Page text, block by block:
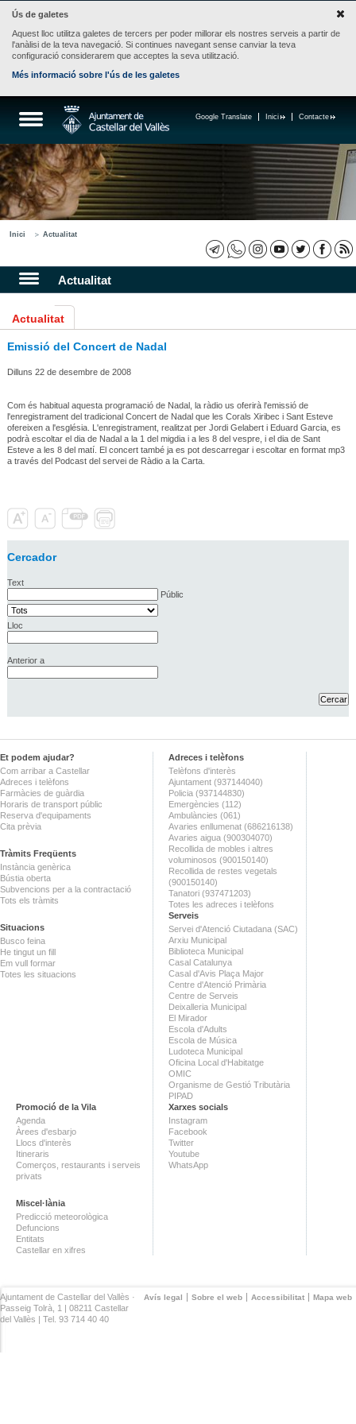
Ús de galetes
Aquest lloc utilitza galetes de tercers per poder millorar els nostres serveis a partir de
l'anàlisi de la teva navegació. Si continues navegant sense canviar la teva
configuració considerarem que acceptes la seva utilització.
Més informació sobre l'ús de les galetes
Contacte
Inici
Google Translate
Inici Actualitat
Actualitat
Actualitat
Emissió del Concert de Nadal
Dilluns 22 de desembre de 2008
Com és habitual aquesta programació de Nadal, la ràdio us oferirà l'emissió de
l'enregistrament del tradicional Concert de Nadal que les Corals Xiribec i Sant Esteve
ofereixen a l'església. L'enregistrament, realitzat per Jordi Gelabert i Eduard Garcia, es
podrà escoltar el dia de Nadal a la 1 del migdia i a les 8 del vespre, i el dia de Sant
Esteve a les 8 del matí. El concert també ja es pot descarregar i escoltar en format mp3
a través del Podcast del servei de Ràdio a la Carta.
Cercador
Text
Públic
Lloc
Anterior a
Et podem ajudar?
Com arribar a Castellar
Adreces i telèfons
Farmàcies de guàrdia
Horaris de transport públic
Reserva d'equipaments
Cita prèvia
Tràmits Freqüents
Instància genèrica
Bústia oberta
Subvencions per a la contractació
Tots els tràmits
Situacions
Busco feina
He tingut un fill
Em vull formar
Totes les situacions
Adreces i telèfons
Telèfons d'interès
Ajuntament (937144040)
Policia (937144830)
Emergències (112)
Ambulàncies (061)
Avaries enllumenat (686216138)
Avaries aigua (900304070)
Recollida de mobles i altres
voluminosos (900150140)
Recollida de restes vegetals
(900150140)
Tanatori (937471203)
Totes les adreces i telèfons
Serveis
Servei d'Atenció Ciutadana (SAC)
Arxiu Municipal
Biblioteca Municipal
Casal Catalunya
Casal d'Avis Plaça Major
Centre d'Atenció Primària
Centre de Serveis
Deixalleria Municipal
El Mirador
Escola d'Adults
Escola de Música
Ludoteca Municipal
Oficina Local d'Habitatge
OMIC
Organisme de Gestió Tributària
PIPAD
Promoció de la Vila
Agenda
Àrees d'esbarjo
Llocs d'interès
Itineraris
Comerços, restaurants i serveis
privats
Miscel·lània
Predicció meteorològica
Defuncions
Entitats
Castellar en xifres
Xarxes socials
Instagram
Facebook
Twitter
Youtube
WhatsApp
Avís legal Sobre el web Accessibilitat Mapa web
Ajuntament de Castellar del Vallès ·
Passeig Tolrà, 1 | 08211 Castellar
del Vallès | Tel. 93 714 40 40